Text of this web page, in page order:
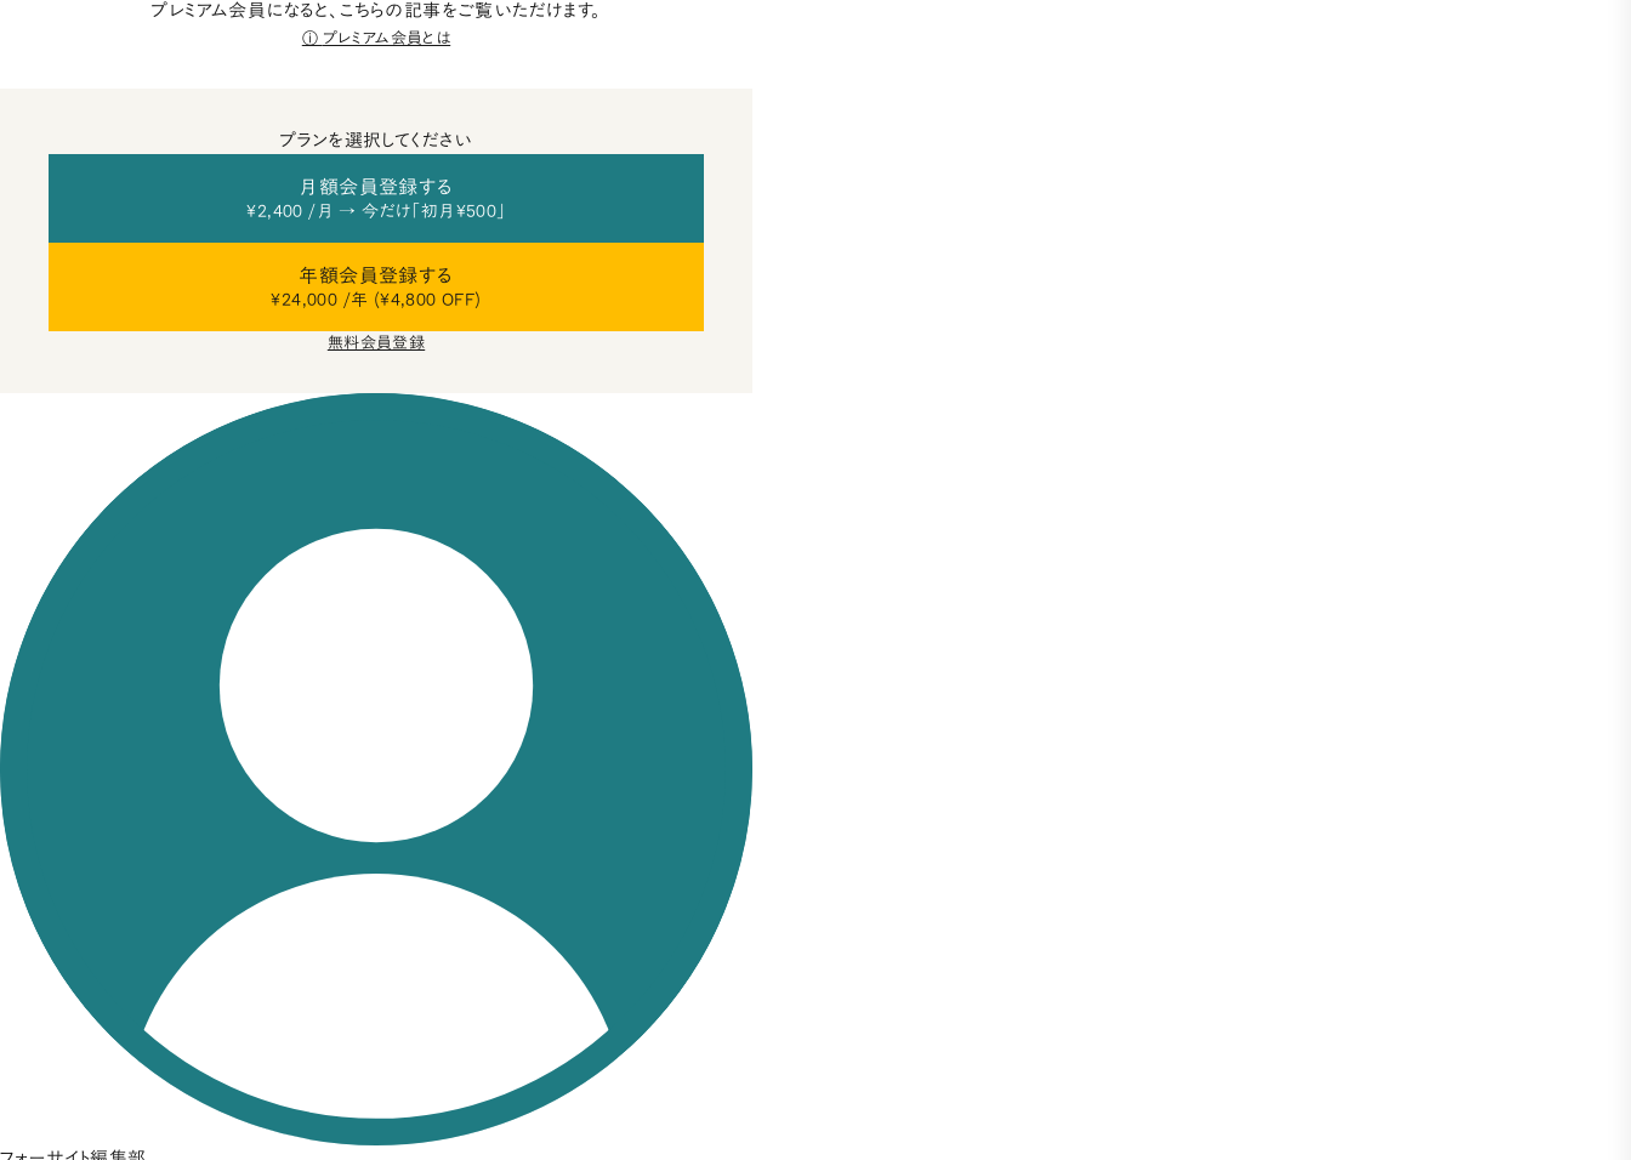
プレミアム会員になると、こちらの記事をご覧いただけます。
プレミアム会員とは
プランを選択してください
月額会員登録する
¥2,400 /月 → 今だけ「初月¥500」
年額会員登録する
¥24,000 /年 (¥4,800 OFF)
無料会員登録